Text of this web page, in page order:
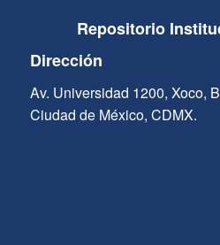
Repositorio
Dirección
Av. Universidad 1200, Xoco,
Ciudad de México, CDMX.